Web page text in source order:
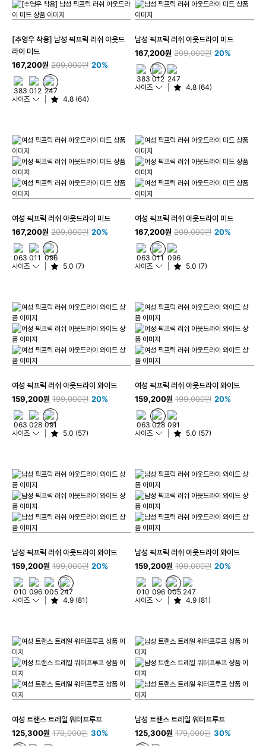
[추영우 착용] 남성 픽프릭 러쉬 아웃드
라이 미드
167,200원 209,000원 20%
사이즈 4.8 (64)
남성 픽프릭 러쉬 아웃드라이 미드
167,200원 209,000원 20%
사이즈 4.8 (64)
여성 픽프릭 러쉬 아웃드라이 미드
167,200원 209,000원 20%
사이즈 5.0 (7)
여성 픽프릭 러쉬 아웃드라이 미드
167,200원 209,000원 20%
사이즈 5.0 (7)
여성 픽프릭 러쉬 아웃드라이 와이드
159,200원 199,000원 20%
사이즈 5.0 (57)
여성 픽프릭 러쉬 아웃드라이 와이드
159,200원 199,000원 20%
사이즈 5.0 (57)
남성 픽프릭 러쉬 아웃드라이 와이드
159,200원 199,000원 20%
사이즈 4.9 (81)
남성 픽프릭 러쉬 아웃드라이 와이드
159,200원 199,000원 20%
사이즈 4.9 (81)
여성 트랜스 트레일 워터프루프
125,300원 179,000원 30%
남성 트랜스 트레일 워터프루프
125,300원 179,000원 30%